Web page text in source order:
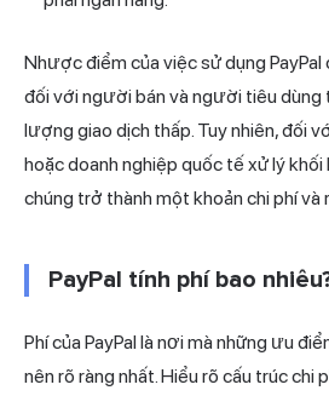
Nhược điểm của việc sử dụng
đối với người bán và người tiêu
lượng giao dịch thấp. Tuy nhiên, đối
hoặc doanh nghiệp quốc tế xử lý
chúng trở thành một khoản chi phí và
PayPal tính phí bao
Phí của PayPal là nơi mà những ưu
nên rõ ràng nhất. Hiểu rõ cấu trúc chi